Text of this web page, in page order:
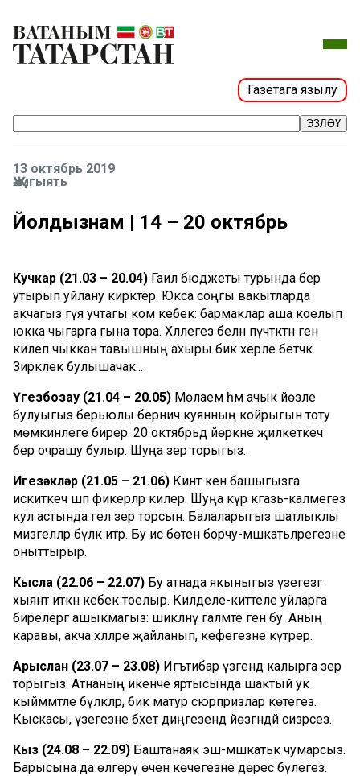
Газетага язылу
ЭЗЛӘҮ
13 октябрь 2019
Җәмгыять
Йолдызнамә | 14 – 20 октябрь
Кучкар (21.03 – 20.04) Гаилә бюджеты турында бер
утырып уйлану кирәктер. Юкса соңгы вакытларда
акчагыз гүя учтагы ком кебек: бармаклар аша коелып
юкка чыгарга гына тора. Хәләлегез белән пүчтәктән генә
килеп чыккан тавышның ахыры бик хәерле бетәчәк.
Зирәклек булышачак...
Үгезбозау (21.04 – 20.05) Мөлаем һәм ачык йөзле
булуыгыз берьюлы берничә куянның койрыгын тоту
мөмкинлеге бирер. 20 октябрьдә йөрәкне җилкеткеч
бер очрашу булыр. Шуңа әзер торыгыз.
Игезәкләр (21.05 – 21.06) Кинәт кенә башыгызга
искиткеч шәп фикерләр килер. Шуңа күрә кәгазь-каләмегез
кул астында гел әзер торсын. Балаларыгыз шатлыклы
мизгелләр бүләк итәр. Бу исә бөтен борчу-мәшәкатьләрегезне
оныттырыр.
Кысла (22.06 – 22.07) Бу атнада якыныгыз үзегезгә
хыянәт иткән кебек тоелыр. Килделе-киттеле уйларга
бирелергә ашыкмагыз: шикләнү галәмәте генә бу. Аның
каравы, акча хәлләре җайланып, кәефегезне күтәрер.
Арыслан (23.07 – 23.08) Игътибар үзәгендә калырга әзер
торыгыз. Атнаның икенче яртысында шактый ук
кыйммәтле бүләкләр, бик матур сюрпризлар көтегез.
Кыскасы, үзегезне бәхет диңгезендә йөзгәндәй сизәрсез.
Кыз (24.08 – 22.09) Баштанаяк эш-мәшәкатькә чумарсыз.
Барысына да өлгерү өчен көчегезне дөрес бүлегез.